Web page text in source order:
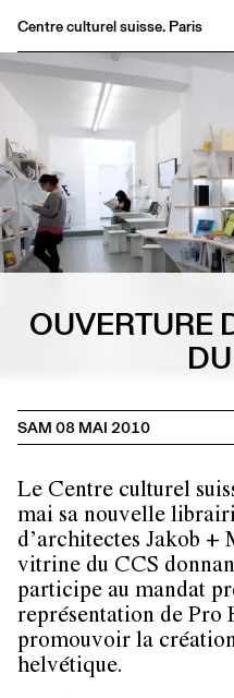
Centre culturel suisse. Paris
Agenda
Librairie
Buvette
Archives
Médiathèque
Éditions
Informations
FR/EN
OUVERTURE
SAM 08 MAI 2010
Le Centre culturel
mai sa nouvelle
d’architectes Jakob +
vitrine du CCS
participe au mandat
représentation de Pro
promouvoir la
helvétique.